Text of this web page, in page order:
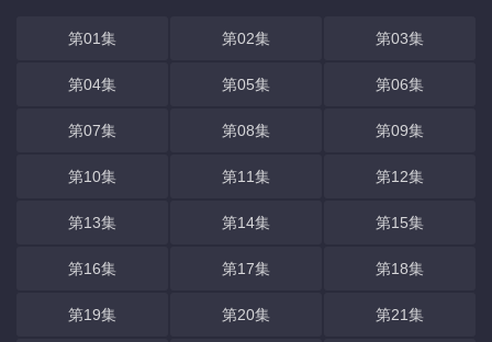
第01集 第02集 第03集
第04集 第05集 第06集
第07集 第08集 第09集
第10集 第11集 第12集
第13集 第14集 第15集
第16集 第17集 第18集
第19集 第20集 第21集